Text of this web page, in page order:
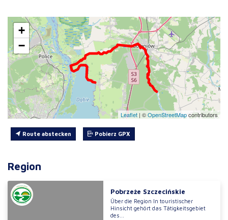
+
−
Leaflet | ©OpenStreetMapcontributors
Route abstecken Pobierz GPX
Region
Pobrzeże Szczecińskie
Über die Region In touristischer
Hinsicht gehört das Tätigkeitsgebiet
des...